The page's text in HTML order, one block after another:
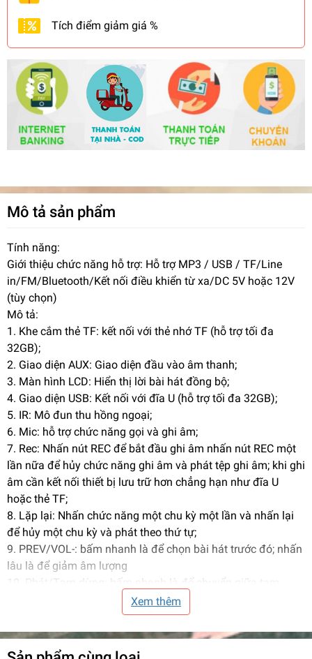
Tích điểm giảm giá %
Mô tả sản phẩm
Tính năng:
Giới thiệu chức năng hỗ trợ: Hỗ trợ MP3 / USB / TF/Line
in/FM/Bluetooth/Kết nối điều khiển từ xa/DC 5V hoặc 12V
(tùy chọn)
Mô tả:
1. Khe cắm thẻ TF: kết nối với thẻ nhớ TF (hỗ trợ tối đa
32GB);
2. Giao diện AUX: Giao diện đầu vào âm thanh;
3. Màn hình LCD: Hiển thị lời bài hát đồng bộ;
4. Giao diện USB: Kết nối với đĩa U (hỗ trợ tối đa 32GB);
5. IR: Mô đun thu hồng ngoại;
6. Mic: hỗ trợ chức năng gọi và ghi âm;
7. Rec: Nhấn nút REC để bắt đầu ghi âm nhấn nút REC một
lần nữa để hủy chức năng ghi âm và phát tệp ghi âm; khi ghi
âm cần kết nối thiết bị lưu trữ hơn chẳng hạn như đĩa U
hoặc thẻ TF;
8. Lặp lại: Nhấn chức năng một chu kỳ một lần và nhấn lại
để hủy một chu kỳ và phát theo thứ tự;
9. PREV/VOL-: bấm nhanh là để chọn bài hát trước đó; nhấn
lâu là để giảm âm lượng
10. Phát/Tạm dừng: bấm nhanh là để chuyển giữa tạm
dừng và phát; nhấn và giữ là đài FM tự động;
11. Tiếp theo/VOL -: bấm nhanh là chọn bài hát tiếp theo;
nhấn lâu là tăng âm lượng;
12. Chế độ: chuyển đổi giữa USB / TF / FM / AUX/Bluetooth;
Xem thêm